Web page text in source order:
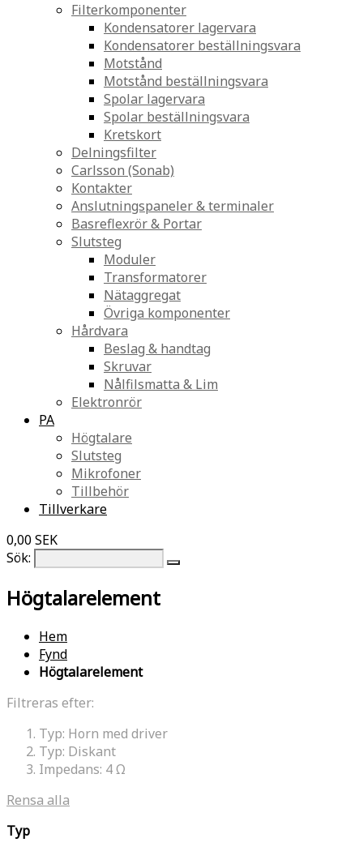
Filterkomponenter
Kondensatorer lagervara
Kondensatorer beställningsvara
Motstånd
Motstånd beställningsvara
Spolar lagervara
Spolar beställningsvara
Kretskort
Delningsfilter
Carlsson (Sonab)
Kontakter
Anslutningspaneler & terminaler
Basreflexrör & Portar
Slutsteg
Moduler
Transformatorer
Nätaggregat
Övriga komponenter
Hårdvara
Beslag & handtag
Skruvar
Nålfilsmatta & Lim
Elektronrör
PA
Högtalare
Slutsteg
Mikrofoner
Tillbehör
Tillverkare
0,00 SEK
Sök:
Högtalarelement
Hem
Fynd
Högtalarelement
Filtreras efter:
Typ: Horn med driver
Typ: Diskant
Impedans: 4 Ω
Rensa alla
Typ